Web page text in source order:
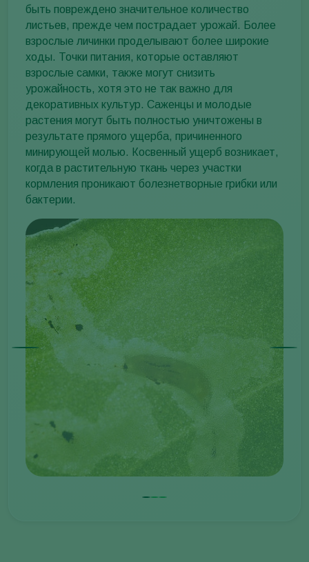
быть повреждено значительное количество
листьев, прежде чем пострадает урожай. Более
взрослые личинки проделывают более широкие
ходы. Точки питания, которые оставляют
взрослые самки, также могут снизить
урожайность, хотя это не так важно для
декоративных культур. Саженцы и молодые
растения могут быть полностью уничтожены в
результате прямого ущерба, причиненного
минирующей молью. Косвенный ущерб возникает,
когда в растительную ткань через участки
кормления проникают болезнетворные грибки или
бактерии.